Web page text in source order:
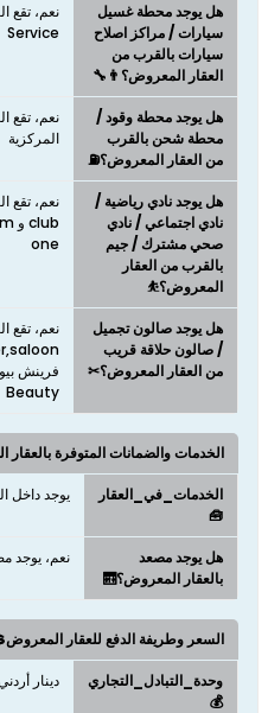
هل يوجد محطة غسيل
سيارات / مراكز اصلاح
سيارات بالقرب من
العقار المعروض؟👨‍🔧
Service
هل يوجد محطة وقود /
محطة شحن بالقرب
من العقار المعروض؟⛽
نعم، تقع
المركزية
هل يوجد نادي رياضية /
نادي اجتماعي / نادي
صحي مشترك / جيم
بالقرب من العقار
المعروض؟⛹
one
هل يوجد صالون تجميل
/ صالون حلاقة قريب
من العقار المعروض؟✂
Beauty
الخدمات والضمانات المتوفرة
الخدمات_في_العقار
🧰
يوجد داخل
هل يوجد مصعد
بالعقار المعروض؟🛗
نعم، يوجد
السعر وطريفة الدفع للعقار
وحدة_التبادل_التجاري
💰
دينار